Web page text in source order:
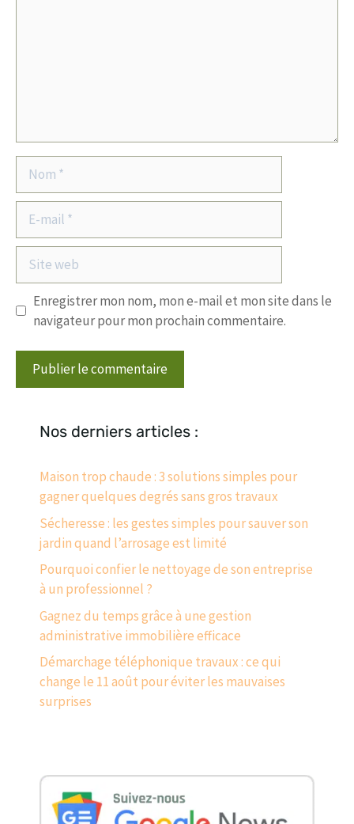
mail
Site
web
Enregistrer mon nom, mon e-mail et mon site dans le
navigateur pour mon prochain commentaire.
Nos derniers articles :
Maison trop chaude : 3 solutions simples pour
gagner quelques degrés sans gros travaux
Sécheresse : les gestes simples pour sauver son
jardin quand l’arrosage est limité
Pourquoi confier le nettoyage de son entreprise
à un professionnel ?
Gagnez du temps grâce à une gestion
administrative immobilière efficace
Démarchage téléphonique travaux : ce qui
change le 11 août pour éviter les mauvaises
surprises